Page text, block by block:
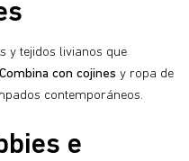
y tejidos livianos que
Combina con cojines y ropa de
contemporáneos.
e